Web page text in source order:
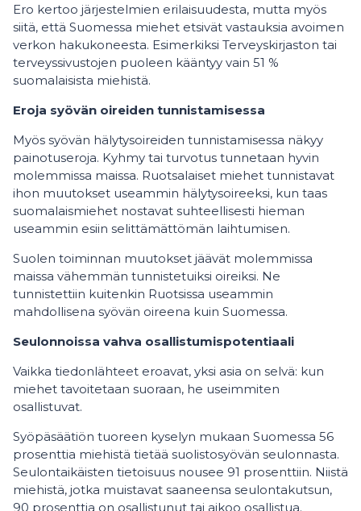
Ero kertoo järjestelmien erilaisuudesta, mutta myös
siitä, että Suomessa miehet etsivät vastauksia avoimen
verkon hakukoneesta. Esimerkiksi Terveyskirjaston tai
terveyssivustojen puoleen kääntyy vain 51 %
suomalaisista miehistä.
Eroja syövän oireiden tunnistamisessa
Myös syövän hälytysoireiden tunnistamisessa näkyy
painotuseroja. Kyhmy tai turvotus tunnetaan hyvin
molemmissa maissa. Ruotsalaiset miehet tunnistavat
ihon muutokset useammin hälytysoireeksi, kun taas
suomalaismiehet nostavat suhteellisesti hieman
useammin esiin selittämättömän laihtumisen.
Suolen toiminnan muutokset jäävät molemmissa
maissa vähemmän tunnistetuiksi oireiksi. Ne
tunnistettiin kuitenkin Ruotsissa useammin
mahdollisena syövän oireena kuin Suomessa.
Seulonnoissa vahva osallistumispotentiaali
Vaikka tiedonlähteet eroavat, yksi asia on selvä: kun
miehet tavoitetaan suoraan, he useimmiten
osallistuvat.
Syöpäsäätiön tuoreen kyselyn mukaan Suomessa 56
prosenttia miehistä tietää suolistosyövän seulonnasta.
Seulontaikäisten tietoisuus nousee 91 prosenttiin. Niistä
miehistä, jotka muistavat saaneensa seulontakutsun,
90 prosenttia on osallistunut tai aikoo osallistua.